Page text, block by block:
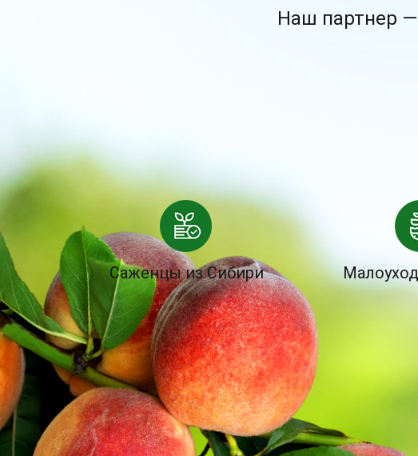
Наш партнер —
Саженцы из Сибири